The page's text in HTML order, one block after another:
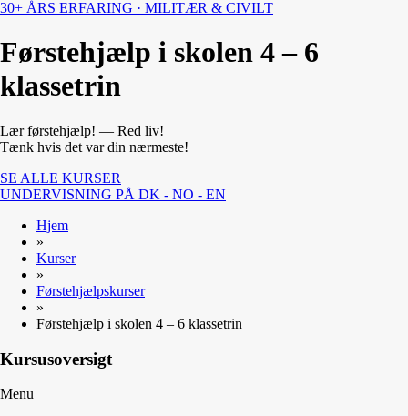
30+ ÅRS ERFARING · MILITÆR & CIVILT
Førstehjælp i skolen 4 – 6
klassetrin
Lær førstehjælp! — Red liv!
Tænk hvis det var din nærmeste!
SE ALLE KURSER
UNDERVISNING PÅ DK - NO - EN
Hjem
»
Kurser
»
Førstehjælpskurser
»
Førstehjælp i skolen 4 – 6 klassetrin
Kursusoversigt
Menu